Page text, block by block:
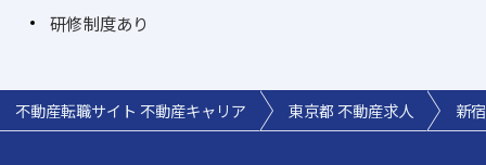
研修制度あり
不動産転職サイト 不動産キャリア 東京都 不動産求人 新